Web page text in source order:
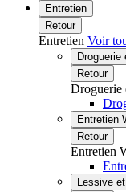
Entretien
Retour
Entretien Voir
Droguerie
Retour
Droguerie
Entretien
Retour
Entretien
Lessive